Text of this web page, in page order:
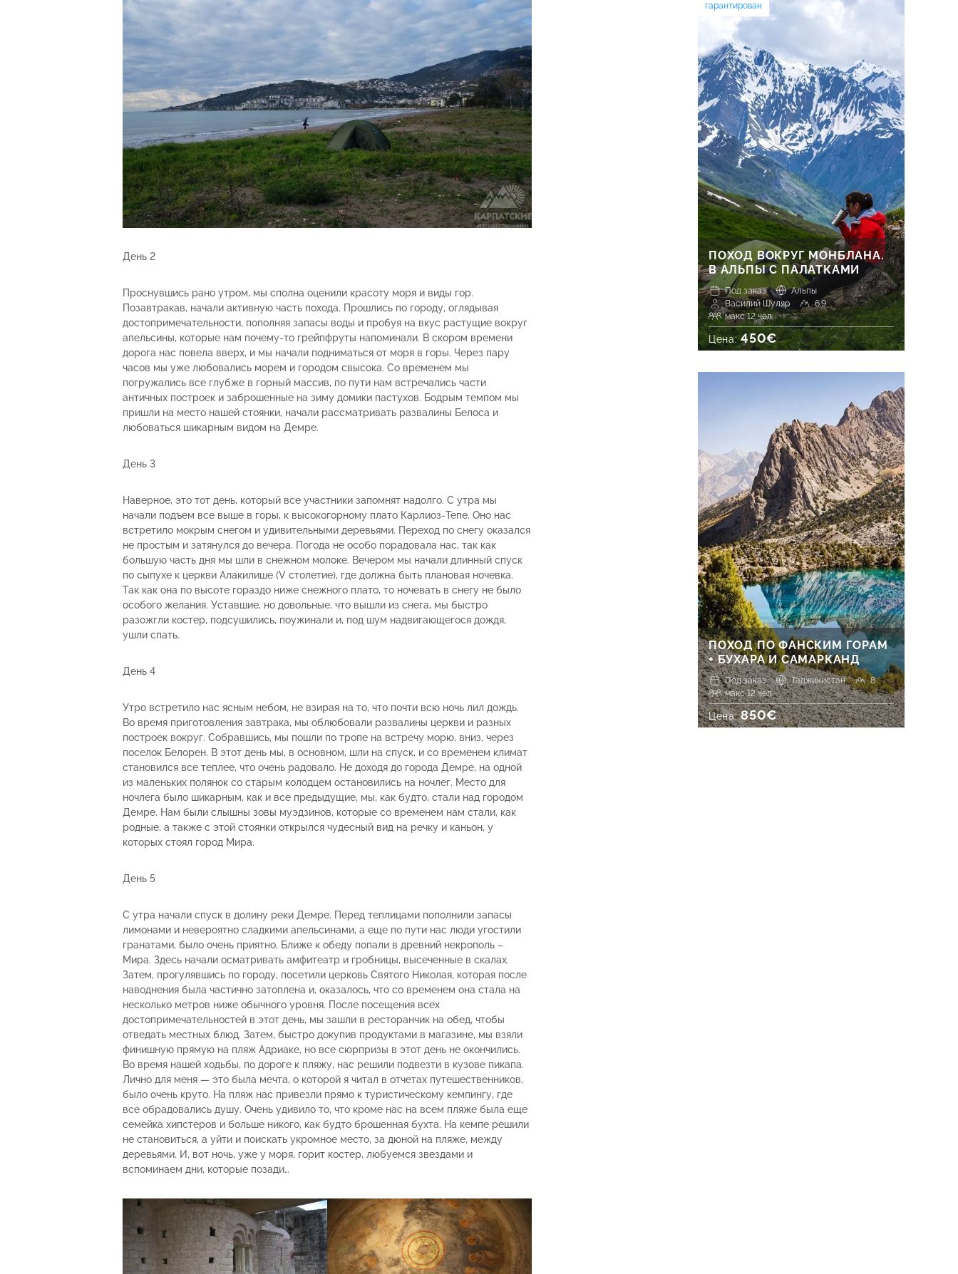
День 2
Проснувшись рано утром, мы сполна оценили красоту моря и виды гор.
Позавтракав, начали активную часть похода. Прошлись по городу, оглядывая
достопримечательности, пополняя запасы воды и пробуя на вкус растущие вокруг
апельсины, которые нам почему-то грейпфруты напоминали. В скором времени
дорога нас повела вверх, и мы начали подниматься от моря в горы. Через пару
часов мы уже любовались морем и городом свысока. Со временем мы
погружались все глубже в горный массив, по пути нам встречались части
античных построек и заброшенные на зиму домики пастухов. Бодрым темпом мы
пришли на место нашей стоянки, начали рассматривать развалины Белоса и
любоваться шикарным видом на Демре.
День 3
Наверное, это тот день, который все участники запомнят надолго. С утра мы
начали подъем все выше в горы, к высокогорному плато Карлиоз-Тепе. Оно нас
встретило мокрым снегом и удивительными деревьями. Переход по снегу оказался
не простым и затянулся до вечера. Погода не особо порадовала нас, так как
большую часть дня мы шли в снежном молоке. Вечером мы начали длинный спуск
по сыпухе к церкви Алакилише (V столетие), где должна быть плановая ночевка.
Так как она по высоте гораздо ниже снежного плато, то ночевать в снегу не было
особого желания. Уставшие, но довольные, что вышли из снега, мы быстро
разожгли костер, подсушились, поужинали и, под шум надвигающегося дождя,
ушли спать.
День 4
Утро встретило нас ясным небом, не взирая на то, что почти всю ночь лил дождь.
Во время приготовления завтрака, мы облюбовали развалины церкви и разных
построек вокруг. Собравшись, мы пошли по тропе на встречу морю, вниз, через
поселок Белорен. В этот день мы, в основном, шли на спуск, и со временем климат
становился все теплее, что очень радовало. Не доходя до города Демре, на одной
из маленьких полянок со старым колодцем остановились на ночлег. Место для
ночлега было шикарным, как и все предыдущие, мы, как будто, стали над городом
Демре. Нам были слышны зовы муэдзинов, которые со временем нам стали, как
родные, а также с этой стоянки открылся чудесный вид на речку и каньон, у
которых стоял город Мира.
День 5
С утра начали спуск в долину реки Демре. Перед теплицами пополнили запасы
лимонами и невероятно сладкими апельсинами, а еще по пути нас люди угостили
гранатами, было очень приятно. Ближе к обеду попали в древний некрополь –
Мира. Здесь начали осматривать амфитеатр и гробницы, высеченные в скалах.
Затем, прогулявшись по городу, посетили церковь Святого Николая, которая после
наводнения была частично затоплена и, оказалось, что со временем она стала на
несколько метров ниже обычного уровня. После посещения всех
достопримечательностей в этот день, мы зашли в ресторанчик на обед, чтобы
отведать местных блюд. Затем, быстро докупив продуктами в магазине, мы взяли
финишную прямую на пляж Адриаке, но все сюрпризы в этот день не окончились.
Во время нашей ходьбы, по дороге к пляжу, нас решили подвезти в кузове пикапа.
Лично для меня — это была мечта, о которой я читал в отчетах путешественников,
было очень круто. На пляж нас привезли прямо к туристическому кемпингу, где
все обрадовались душу. Очень удивило то, что кроме нас на всем пляже была еще
семейка хипстеров и больше никого, как будто брошенная бухта. На кемпе решили
не становиться, а уйти и поискать укромное место, за дюной на пляже, между
деревьями. И, вот ночь, уже у моря, горит костер, любуемся звездами и
вспоминаем дни, которые позади…
гарантирован
ПОХОД ВОКРУГ МОНБЛАНА.
В АЛЬПЫ С ПАЛАТКАМИ
Под заказ
Альпы
Василий Шуляр
6.9
макс 12 чел.
Цена:450€
ПОХОД ПО ФАНСКИМ ГОРАМ
+ БУХАРА И САМАРКАНД
Под заказ Таджикистан
8
макс 12 чел.
Цена:850€